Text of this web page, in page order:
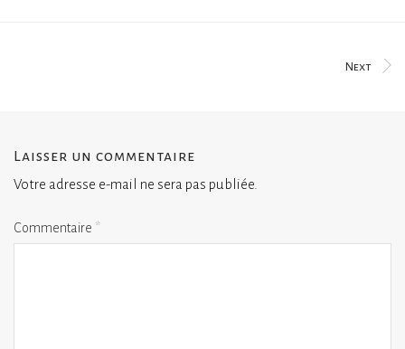
Next
Laisser un commentaire
Votre adresse e-mail ne sera pas publiée.
Commentaire *